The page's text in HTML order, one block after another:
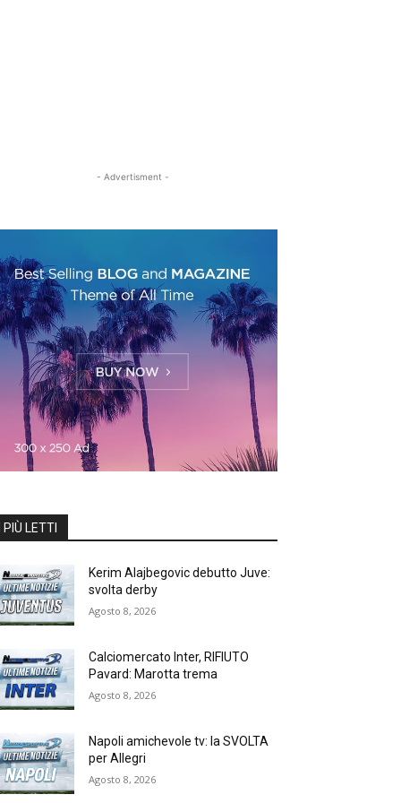
- Advertisment -
PIÙ LETTI
Kerim Alajbegovic debutto Juve:
svolta derby
Agosto 8, 2026
Calciomercato Inter, RIFIUTO
Pavard: Marotta trema
Agosto 8, 2026
Napoli amichevole tv: la SVOLTA
per Allegri
Agosto 8, 2026